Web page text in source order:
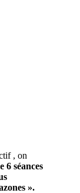
, on
6 séances
».